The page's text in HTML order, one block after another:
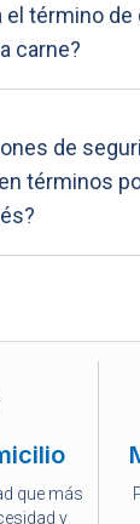
el término de
carne?
de
términos
que más
y